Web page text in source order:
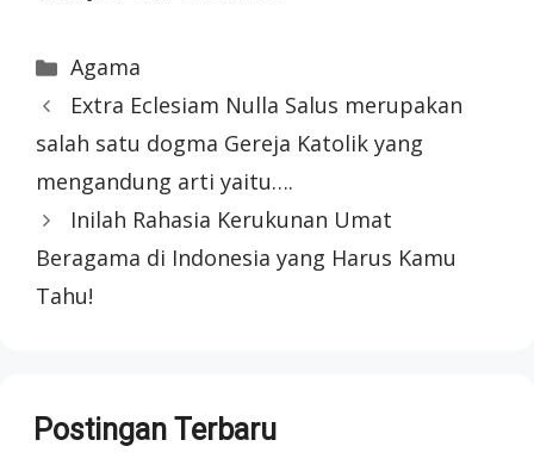
Categories
Agama
Extra Eclesiam Nulla Salus merupakan
salah satu dogma Gereja Katolik yang
mengandung arti yaitu….
Inilah Rahasia Kerukunan Umat
Beragama di Indonesia yang Harus Kamu
Tahu!
Postingan Terbaru